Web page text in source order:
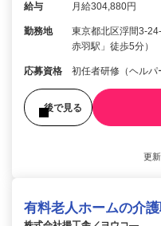
給与 月給304,880円
勤務地
東京都北区浮間3-
赤羽駅」徒歩5分）
応募資格 初任者研修（ヘルパ
後で見る
更
有料老人ホームの介